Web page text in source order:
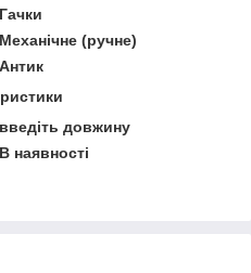
Гачки
Механічне (ручне)
Антик
введіть довжину
В наявності